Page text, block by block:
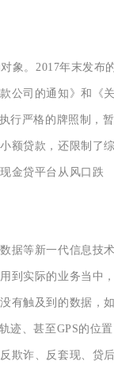
象。2017年末发布
公司的通知》和《
行严格的牌照制，暂
额贷款，还限制了
金贷平台从风口跌
据等新一代信息技
到实际的业务当中
有触及到的数据，
迹、甚至GPS的位置
欺诈、反套现、贷